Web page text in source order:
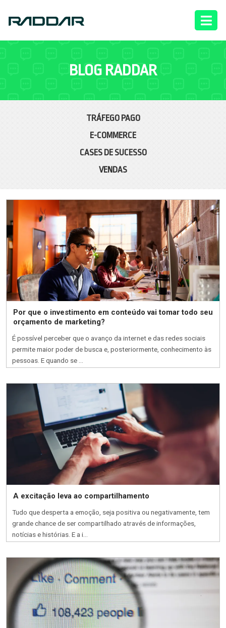
BLOG RADDAR
TRÁFEGO PAGO
E-COMMERCE
CASES DE SUCESSO
VENDAS
Por que o investimento em conteúdo vai tomar todo seu
orçamento de marketing?
É possível perceber que o avanço da internet e das redes sociais
permite maior poder de busca e, posteriormente, conhecimento às
pessoas. E quando se ...
A excitação leva ao compartilhamento
Tudo que desperta a emoção, seja positiva ou negativamente, tem
grande chance de ser compartilhado através de informações,
notícias e histórias. E a i...